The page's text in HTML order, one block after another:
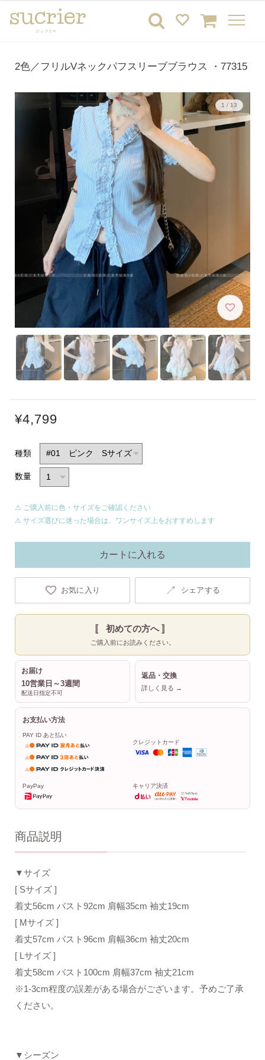
2色／フリルVネックパフスリーブブラウス ・77315
1 / 13
¥4,799
種類
数量
⚠ ご購入前に色・サイズをご確認ください
⚠ サイズ選びに迷った場合は、ワンサイズ上をおすすめします
カートに入れる
お気に入り ↗ シェアする
〚 初めての方へ 〛
ご購入前にお読みください。
お届け
10営業日～3週間
配送日指定不可
返品・交換
詳しく見る →
お支払い方法
PAY ID あと払い
クレジットカード
PayPay キャリア決済
商品説明
▼サイズ
[ Sサイズ ]
着丈56cm バスト92cm 肩幅35cm 袖丈19cm
[ Mサイズ ]
着丈57cm バスト96cm 肩幅36cm 袖丈20cm
[ Lサイズ ]
着丈58cm バスト100cm 肩幅37cm 袖丈21cm
※1-3cm程度の誤差がある場合がございます。予めご了承
ください。
▼シーズン